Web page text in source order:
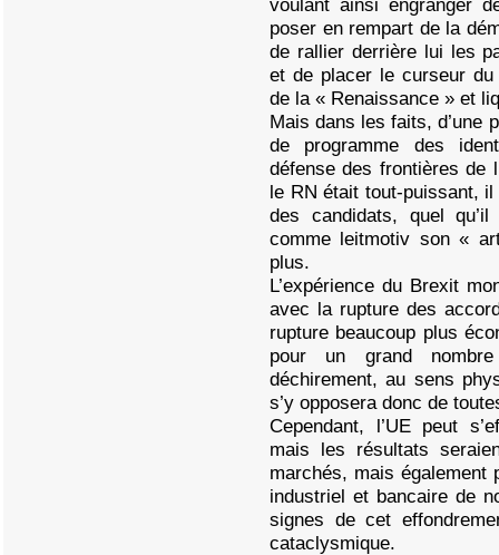
voulant ainsi engranger
poser en rempart de la
de rallier derrière lui les
et de placer le curseur
de la « Renaissance » et
Mais dans les faits, d’une
de programme des
défense des frontières de
le RN était tout-puissant,
des candidats, quel
comme leitmotiv son «
plus.
L’expérience du Brexit
avec la rupture des
rupture beaucoup plus
pour un grand
déchirement, au sens
s’y opposera donc de
Cependant, l’UE peut
mais les résultats
marchés, mais également
industriel et bancaire de
signes de cet
cataclysmique.